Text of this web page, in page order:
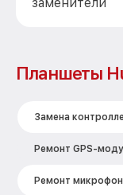
Планшеты
Замена
Ремонт GPS-
Ремонт